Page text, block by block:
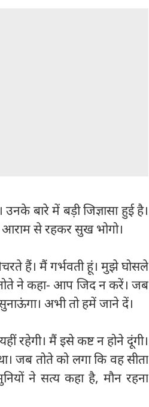
बारे में बड़ी जिज्ञासा हुई है।
से रहकर सुख भोगो।
हैं। मैं गर्भवती हूं। मुझे घोसले
तोते ने कहा- आप जिद न करें। जब
अभी तो हमें जाने दें।
रहेगी। मैं इसे कष्ट न होने दूंगी।
जब तोते को लगा कि वह सीता
ने सत्य कहा है, मौन रहना